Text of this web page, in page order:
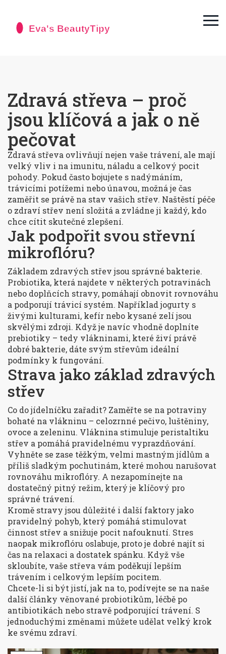
Zdravá střeva – proč
jsou klíčová a jak o ně
pečovat
Zdravá střeva ovlivňují nejen vaše trávení, ale mají
velký vliv i na imunitu, náladu a celkový pocit
pohody. Pokud často bojujete s nadýmáním,
trávicími potížemi nebo únavou, možná je čas
zaměřit se právě na stav vašich střev. Naštěstí péče
o zdraví střev není složitá a zvládne ji každý, kdo
chce cítit skutečné zlepšení.
Jak podpořit svou střevní
mikroflóru?
Základem zdravých střev jsou správné bakterie.
Probiotika, která najdete v některých potravinách
nebo doplňcích stravy, pomáhají obnovit rovnováhu
a podporují trávicí systém. Například jogurty s
živými kulturami, kefír nebo kysané zelí jsou
skvělými zdroji. Když je navíc vhodně doplníte
prebiotiky – tedy vlákninami, které živí právě
dobré bakterie, dáte svým střevům ideální
podmínky k fungování.
Strava jako základ zdravých
střev
Co do jídelníčku zařadit? Zaměřte se na potraviny
bohaté na vlákninu – celozrnné pečivo, luštěniny,
ovoce a zeleninu. Vláknina stimuluje peristaltiku
střev a pomáhá pravidelnému vyprazdňování.
Vyhněte se zase těžkým, velmi mastným jídlům a
příliš sladkým pochutinám, které mohou narušovat
rovnováhu mikroflóry. A nezapomínejte na
dostatečný pitný režim, který je klíčový pro
správné trávení.
Kromě stravy jsou důležité i další faktory jako
pravidelný pohyb, který pomáhá stimulovat
činnost střev a snižuje pocit nafouknutí. Stres
naopak mikroflóru oslabuje, proto je dobré najít si
čas na relaxaci a dostatek spánku. Když vše
skloubíte, vaše střeva vám poděkují lepším
trávením i celkovým lepším pocitem.
Chcete-li si být jistí, jak na to, podívejte se na naše
další články věnované probiotikům, léčbě po
antibiotikách nebo stravě podporující trávení. S
jednoduchými změnami můžete udělat velký krok
ke svému zdraví.